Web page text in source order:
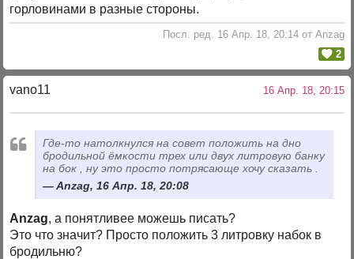
горловинами в разные стороны.
Посл. ред. 16 Апр. 18, 20:14 от Anzag
2
vano11 16 Апр. 18, 20:15
Где-то натолкнулся на совет положить на дно
бродильной ёмкости трех или двух литровую банку
на бок , ну это просто потрясающе хочу сказать .
Anzag, 16 Апр. 18, 20:08
Anzag, а понятливее можешь писать?
Это что значит? Просто положить 3 литровку набок в
бродильню?